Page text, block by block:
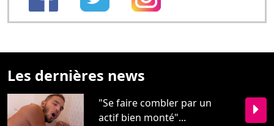
"Se faire combler par un
Actifs bien gâtés par la
deman...